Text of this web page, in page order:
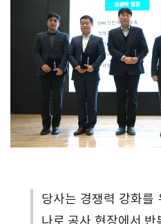
당사는 경쟁력 강화를